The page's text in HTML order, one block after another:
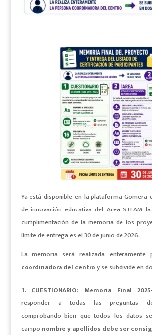
Ya está disponible en la plataforma Gomera
de innovación educativa del Área STEAM
cumplimentación de la memoria de los
límite de entrega es el 30 de junio de 2026.
La memoria será realizada enteramente
coordinadora del centroy se subdivide en
CUESTIONARIO: Memoria Final
responder atodas las preguntas d
comprobando bien que todos los datos
campo nombre y apellidos debe ser